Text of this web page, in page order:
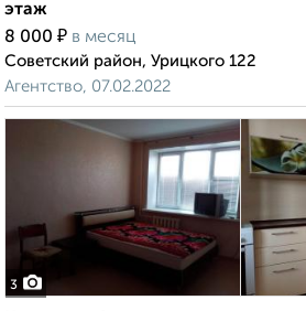
этаж
8 000 ₽ в месяц
Советский район, Урицкого 122
Агентство, 07.02.2022
3